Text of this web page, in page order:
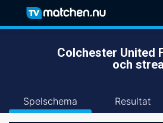
Colchester United
och
Spelschema Resultat